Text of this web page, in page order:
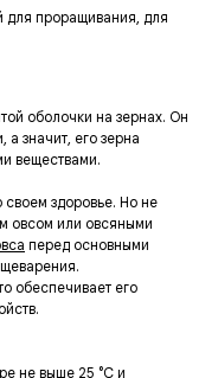
для проращивания, для
оболочки на зернах. Он
а значит, его зерна
веществами.
здоровье. Но не
овсом или овсяными
перед основными
обеспечивает его
не выше 25 °C и